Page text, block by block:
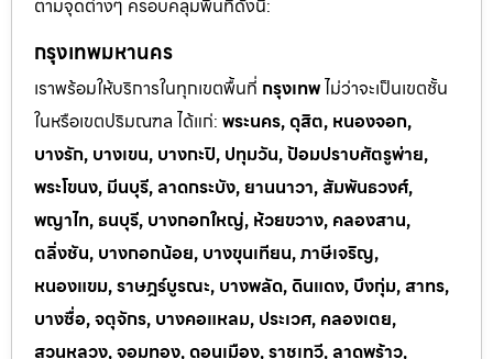
ตามจุดต่างๆ ครอบคลุมพื้นที่ดังนี้:
กรุงเทพมหานคร
เราพร้อมให้บริการในทุกเขตพื้นที่ กรุงเทพไม่ว่าจะเป็นเขตชั้น
ในหรือเขตปริมณฑล ได้แก่: พระนคร, ดุสิต, หนองจอก,
บางรัก, บางเขน, บางกะปิ, ปทุมวัน, ป้อมปราบศัตรูพ่าย,
พระโขนง, มีนบุรี, ลาดกระบัง, ยานนาวา, สัมพันธวงศ์,
พญาไท, ธนบุรี, บางกอกใหญ่, ห้วยขวาง, คลองสาน,
ตลิ่งชัน, บางกอกน้อย, บางขุนเทียน, ภาษีเจริญ,
หนองแขม, ราษฎร์บูรณะ, บางพลัด, ดินแดง, บึงกุ่ม, สาทร,
บางซื่อ, จตุจักร, บางคอแหลม, ประเวศ, คลองเตย,
สวนหลวง, จอมทอง, ดอนเมือง, ราชเทวี, ลาดพร้าว,